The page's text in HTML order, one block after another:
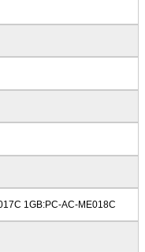
1GB:PC-AC-ME018C